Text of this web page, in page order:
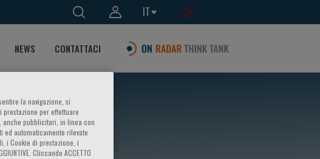
IT
NEWS CONTATTACI
la navigazione, si
per effettuare
anche pubblicitari, in linea con
ed automaticamente rilevate
i Cookie di prestazione, i
Cliccando ACCETTO